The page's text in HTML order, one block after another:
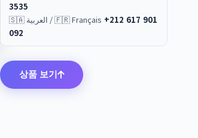
3535
🇸🇦 العربية / 🇫🇷 Français +212 617 901
092
상품 보기